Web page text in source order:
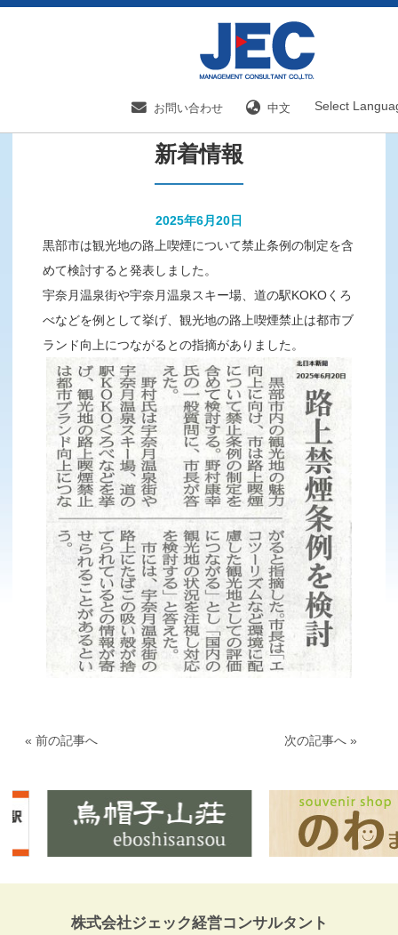
お問い合わせ 中文 Select
新着情報
新着情報
2025年6月20日
黒部市は観光地の路上喫煙について禁止条例の制定を含
めて検討すると発表しました。
宇奈月温泉街や宇奈月温泉スキー場、道の駅KOKOくろ
べなどを例として挙げ、観光地の路上喫煙禁止は都市ブ
ランド向上につながるとの指摘がありました。
« 前の記事へ 次の記事へ »
株式会社ジェック経営コンサルタント